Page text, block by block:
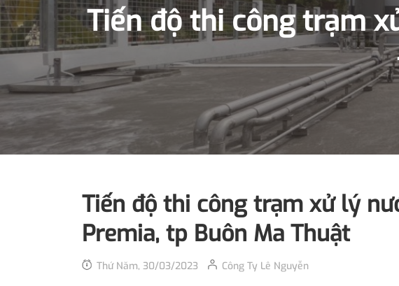
Tiến độ thi công trạm
Tiến độ thi công trạm xử lý
Premia, tp Buôn Ma Thuật
Thứ Năm, 30/03/2023 Công Ty Lê Nguyễn